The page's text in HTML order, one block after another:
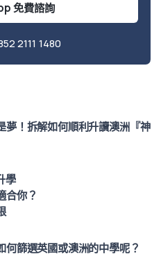
免費諮詢
2111 1480
夢！拆解如何順利升讀澳洲『神
學
合你？
何篩選英國或澳洲的中學呢？